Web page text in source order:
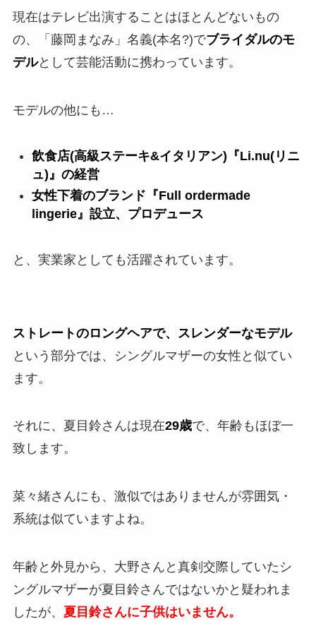
現在はテレビ出演することはほとんどないもの
の、「藤岡まなみ」名義(本名?)でブライダルのモ
デルとして芸能活動に携わっています。
モデルの他にも…
飲食店(高級ステーキ&イタリアン)『Li.nu(リニ
ュ)』の経営
女性下着のブランド『Full ordermade
lingerie』設立、プロデュース
と、実業家としても活躍されています。
ストレートのロングヘアで、スレンダーなモデル
という部分では、シングルマザーの女性と似てい
ます。
それに、夏目鈴さんは現在29歳で、年齢もほぼ一
致します。
菜々緒さんにも、激似ではありませんが雰囲気・
系統は似ていますよね。
年齢と外見から、大野さんと真剣交際していたシ
ングルマザーが夏目鈴さんではないかと疑われま
したが、 夏目鈴さんに子供はいません。